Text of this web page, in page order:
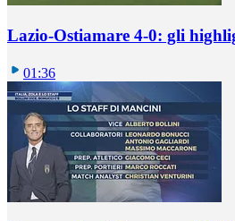
Lazio-Ostiamare 4-0: gli
01:36